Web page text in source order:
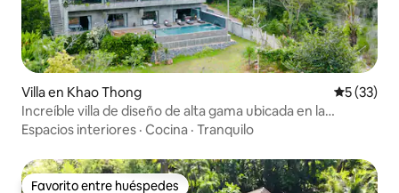
Villa en Khao Thong
5 (33)
Increíble villa de diseño de alta gama ubicada en la
naturaleza
Espacios interiores · Cocina · Tranquilo
Favorito entre huéspedes